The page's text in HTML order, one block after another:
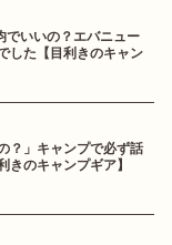
でいいの？エバニュー
した【目利きのキャン
？」キャンプで必ず話
きのキャンプギア】